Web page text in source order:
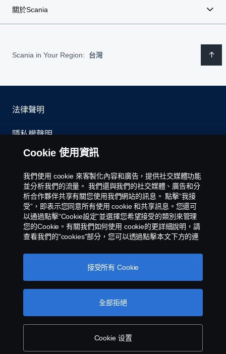
關於Scania
Scania in Your Region: 台灣
法律聲明
隱私權聲明
聯絡我們
環境政策
Cookies Policy
Cookie 設定
Scania 銷售和服務台灣子公司 - 永德福汽車版權所
有 © Copyright Scania 2025 All rights reserved
Cookie 使用資訊
我們使用 cookie 來客製化內容和廣告，提供社交媒體功能
並分析我們的流量。 我們還與我們的社交媒體、廣告和分
析合作夥伴共享有關您使用我們網站的訊息。 點擊“我接
受”，即表示您同意所有使用 cookie 和共享訊息。您還可
以通過點擊“Cookie設定”並選擇您希望接受的類別來管理
您的Cookie。有關我們如何使用 cookie的更詳細說明，請
查看我們的"cookies"部分，您可以透過點擊本文下方的連
Cookie 设置
全部拒絕
接受所有 Cookie